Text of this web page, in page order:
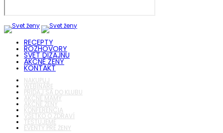
RECEPTY
ROZHOVORY
SVET DIZAJNU
AKČNÉ ŽENY
KONTAKT
NAKUPUJ
WEBINÁRE
PRIDAJ SA DO KLUBU
AKČNÉ MAMY
AKČNÉ ŽENY
KONFERENCIA
VŠETKO O ZDRAVÍ
TESTUJEME
EVENTY PRE ŽENY